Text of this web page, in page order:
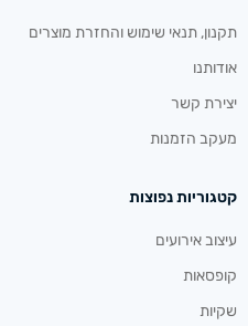
תקנון, תנאי שימוש והחזרת מוצרים
אודותנו
יצירת קשר
מעקב הזמנות
קטגוריות נפוצות
עיצוב אירועים
קופסאות
שקיות